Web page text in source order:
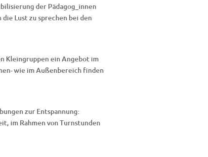
der Pädagog_innen
Lust zu sprechen bei den
Kleingruppen ein Angebot im
wie im Außenbereich finden
zur Entspannung:
im Rahmen von Turnstunden